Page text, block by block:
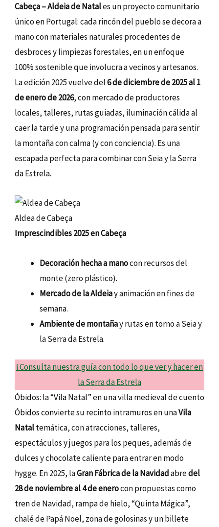
Cabeça – Aldeia de Natales un proyecto comunitario
único en Portugal: cada rincón del pueblo se decora a
mano con materiales naturales procedentes de
desbroces y limpiezas forestales, en un enfoque
100% sostenible que involucra a vecinos y artesanos.
La edición 2025 vuelve del6 de diciembre de 2025 al 1
de enero de 2026, con mercado de productores
locales, talleres, rutas guiadas, iluminación cálida al
caer la tarde y una programación pensada para sentir
la montaña con calma (y con conciencia). Es una
escapada perfecta para combinar con Seia y la Serra
da Estrela.
Aldea de Cabeça
Imprescindibles 2025 en Cabeça
Decoración hecha a manocon recursos del
monte (zero plástico).
Mercado de la Aldeiay animación en fines de
semana.
Ambiente de montañay rutas en torno a Seia y
la Serra da Estrela.
ℹ️ Consulta nuestra guía con todo lo que ver y hacer en
la Serra da Estrela
Óbidos: la “Vila Natal” en una villa medieval de cuento
Óbidos convierte su recinto intramuros en unaVila
Nataltemática, con atracciones, talleres,
espectáculos y juegos para los peques, además de
dulces y chocolate caliente para entrar en modo
hygge. En 2025, laGran Fábrica de la Navidadabredel
28 de noviembre al 4 de enerocon propuestas como
tren de Navidad, rampa de hielo, “Quinta Mágica”,
chalé de Papá Noel, zona de golosinas y un billete